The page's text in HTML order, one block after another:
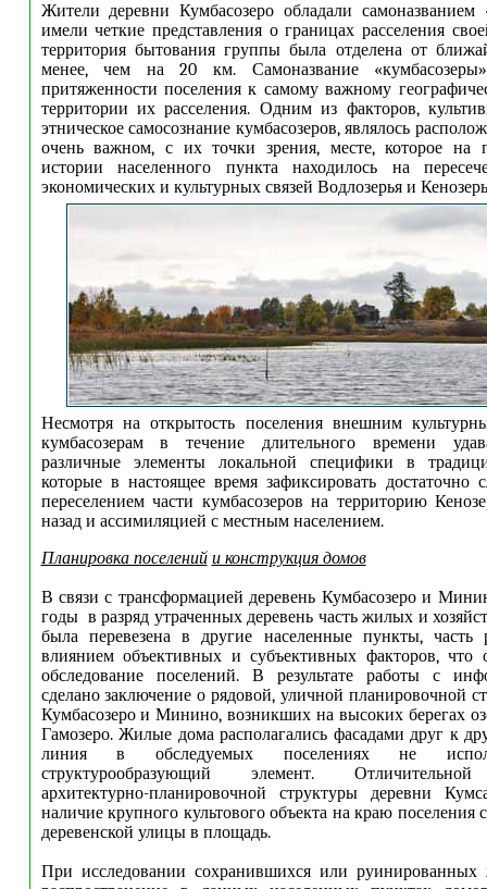
Жители деревни Кумбасозеро обладали самоназванием
имели четкие представления о границах расселения
территория бытования группы была отделена от
менее, чем на 20 км. Самоназвание
притяженности поселения к самому важному
территории их расселения. Одним из факторов,
этническое самосознание кумбасозеров, являлось
очень важном, с их точки зрения, месте, которое на
истории населенного пункта находилось на
экономических и культурных связей Водлозерья и
Несмотря на открытость поселения внешним
кумбасозерам в течение длительного времени
различные элементы локальной специфики в
которые в настоящее время зафиксировать достаточно
переселением части кумбасозеров на территорию
назад и ассимиляцией с местным населением.
Планировка поселений и конструкция домов
В связи с трансформацией деревень Кумбасозеро и
годы в разряд утраченных деревень часть жилых и
была перевезена в другие населенные пункты, часть
влиянием объективных и субъективных факторов, что
обследование поселений. В результате работы с
сделано заключение о рядовой, уличной планировочной
Кумбасозеро и Минино, возникших на высоких берегах
Гамозеро. Жилые дома располагались фасадами друг к
линия в обследуемых поселениях не
структурообразующий элемент.
архитектурно-планировочной структуры деревни
наличие крупного культового объекта на краю поселения
деревенской улицы в площадь.
При исследовании сохранившихся или